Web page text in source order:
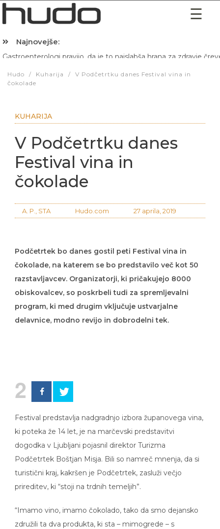
Najnovejše:
Gastroenterologi pravijo, da je to najslabša hrana za zdravje
Hudo / Kuharija /
V Podčetrtku danes Festival vina in
čokolade
KUHARIJA
V Podčetrtku danes
Festival vina in
čokolade
A. P., STA Hudo.com 27 aprila, 2019
Podčetrtek bo danes gostil peti Festival vina in
čokolade, na katerem se bo predstavilo več kot 50
razstavljavcev. Organizatorji, ki pričakujejo 8000
obiskovalcev, so poskrbeli tudi za spremljevalni
program, ki med drugim vključuje ustvarjalne
delavnice, modno revijo in dobrodelni tek.
2
Festival predstavlja nadgradnjo izbora županovega vina,
ki poteka že 14 let, je na marčevski predstavitvi
dogodka v Ljubljani pojasnil direktor Turizma
Podčetrtek Boštjan Misja. Bili so namreč mnenja, da si
turistični kraj, kakršen je Podčetrtek, zasluži večjo
prireditev, ki “stoji na trdnih temeljih”.
“Imamo vino, imamo čokolado, tako da smo dejansko
združili ta dva produkta, ki sta – mimogrede – s